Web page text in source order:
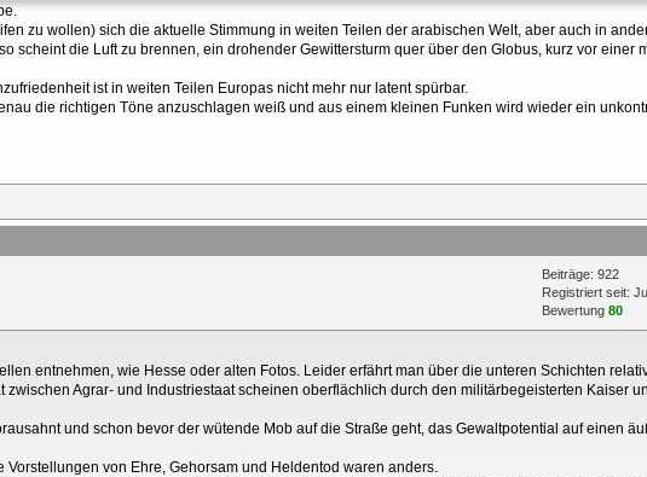
zu wollen) sich die aktuelle Stimmung in weiten Teilen der arabischen Welt, aber auch in
scheint die Luft zu brennen, ein drohender Gewittersturm quer über den Globus, kurz vor einer
ist in weiten Teilen Europas nicht mehr nur latent spürbar.
die richtigen Töne anzuschlagen weiß und aus einem kleinen Funken wird wieder ein
Beiträge: 922
Registriert seit:
Bewertung 80
entnehmen, wie Hesse oder alten Fotos. Leider erfährt man über die unteren Schichten
Agrar- und Industriestaat scheinen oberflächlich durch den militärbegeisterten Kaiser
und schon bevor der wütende Mob auf die Straße geht, das Gewaltpotential auf einen
von Ehre, Gehorsam und Heldentod waren anders.